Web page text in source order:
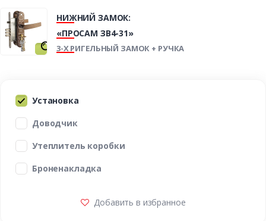
НИЖНИЙ ЗАМОК:
«ПРОСАМ ЗВ4-31»
3-Х РИГЕЛЬНЫЙ ЗАМОК + РУЧКА
Установка
Доводчик
Утеплитель коробки
Броненакладка
Добавить в избранное